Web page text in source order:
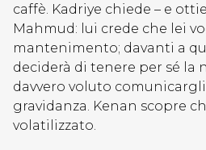
caffè. Kadriye chiede – e
Mahmud: lui crede che lei
mantenimento; davanti a
deciderà di tenere per sé la
davvero voluto
gravidanza. Kenan scopre
volatilizzato.